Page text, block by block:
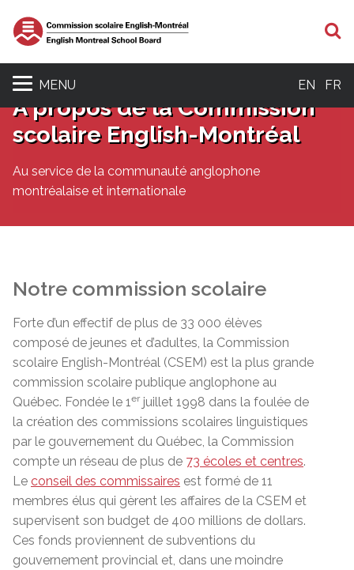
MENU EN FR
À propos de la Commission
scolaire English-Montréal
Au service de la communauté anglophone
montréalaise et internationale
Notre commission scolaire
Forte d’un effectif de plus de 33 000 élèves
composé de jeunes et d’adultes, la Commission
scolaire English-Montréal (CSEM) est la plus grande
commission scolaire publique anglophone au
Québec. Fondée le 1erjuillet 1998 dans la foulée de
la création des commissions scolaires linguistiques
par le gouvernement du Québec, la Commission
compte un réseau de plus de 73 écoles et centres.
Le conseil des commissaires est formé de 11
membres élus qui gèrent les affaires de la CSEM et
supervisent son budget de 400 millions de dollars.
Ces fonds proviennent de subventions du
gouvernement provincial et, dans une moindre